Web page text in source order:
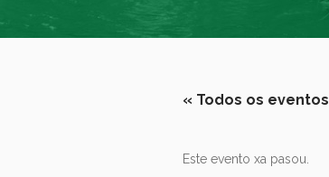
« Todos os eventos
Este evento xa pasou.